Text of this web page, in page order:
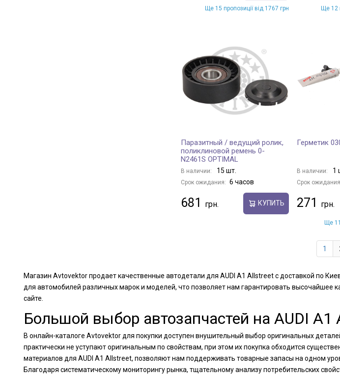
Ще 15 пропозиції від 1767 грн Ще 12
Паразитный / ведущий ролик,
поликлиновой ремень 0-
N2461S OPTIMAL
В наличии: 15 шт.
Срок ожидания: 6 часов
681 КУПИТЬ
Герметик
В наличии: 1
Срок
271
Ще 11
1
Магазин Avtovektor продает качественные автодетали для AUDI A1 Allstreet с доставкой по
для автомобилей различных марок и моделей, что позволяет нам гарантировать
сайте.
Большой выбор автозапчастей на AUDI
В онлайн-каталоге Avtovektor для покупки доступен внушительный выбор оригинальных
практически не уступают оригинальным по свойствам, при этом их покупка обходится
материалов для AUDI A1 Allstreet, позволяют нам поддерживать товарные запасы на одном
Благодаря систематическому мониторингу рынка, тщательному анализу потребительских